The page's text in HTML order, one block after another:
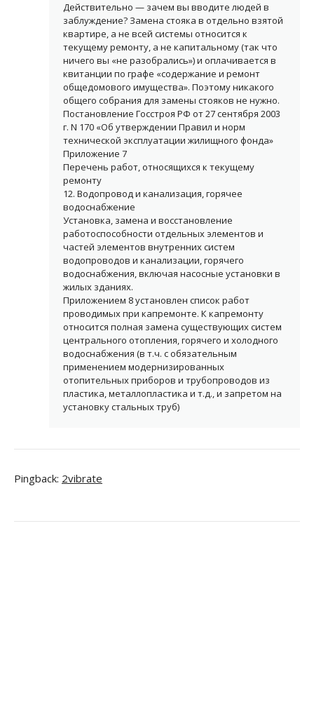
Действительно — зачем вы вводите людей в
заблуждение? Замена стояка в отдельно взятой
квартире, а не всей системы относится к
текущему ремонту, а не капитальному (так что
ничего вы «не разобрались») и оплачивается в
квитанции по графе «содержание и ремонт
общедомового имущества». Поэтому никакого
общего собрания для замены стояков не нужно.
Постановление Госстроя РФ от 27 сентября 2003
г. N 170 «Об утверждении Правил и норм
технической эксплуатации жилищного фонда»
Приложение 7
Перечень работ, относящихся к текущему
ремонту
12. Водопровод и канализация, горячее
водоснабжение
Установка, замена и восстановление
работоспособности отдельных элементов и
частей элементов внутренних систем
водопроводов и канализации, горячего
водоснабжения, включая насосные установки в
жилых зданиях.
Приложением 8 установлен список работ
проводимых при капремонте. К капремонту
относится полная замена существующих систем
центрального отопления, горячего и холодного
водоснабжения (в т.ч. с обязательным
применением модернизированных
отопительных приборов и трубопроводов из
пластика, металлопластика и т.д., и запретом на
установку стальных труб)
Pingback: 2vibrate